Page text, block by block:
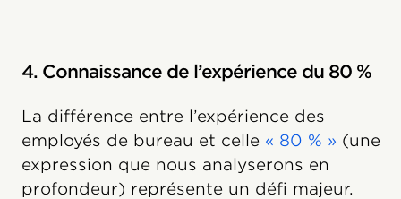
4. Connaissance de l’expérience du 80 %
La différence entre l’expérience des
employés de bureau et celle « 80 % » (une
expression que nous analyserons en
profondeur) représente un défi majeur.